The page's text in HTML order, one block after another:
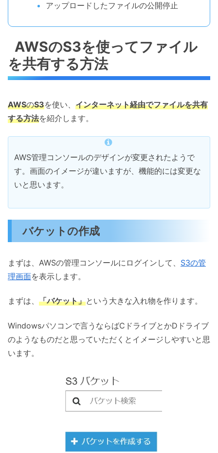
アップロードしたファイルの公開停止
AWSのS3を使ってファイル
を共有する方法
AWSのS3を使い、 インターネット経由でファイルを共有
する方法を紹介します。
AWS管理コンソールのデザインが変更されたようで
す。画面のイメージが違いますが、機能的には変更な
いと思います。
バケットの作成
まずは、AWSの管理コンソールにログインして、 S3の管
理画面を表示します。
まずは、 「バケット」という大きな入れ物を作ります。
Windowsパソコンで言うならばCドライブとかDドライブ
のようなものだと思っていただくとイメージしやすいと思
います。